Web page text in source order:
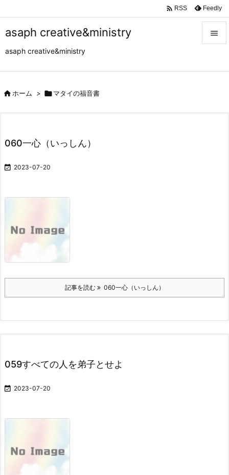
asaph creative&ministry
asaph creative&ministry

 RSS Feedly
ホーム > マタイの福音書
060一心（いっしん）
 2023-07-20
記事を読む 060一心（いっしん）
059すべての人を弟子とせよ
 2023-07-20